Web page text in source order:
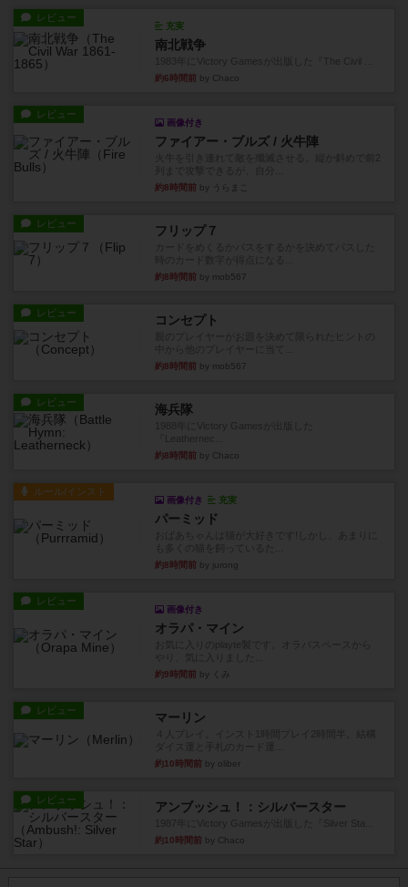
レビュー
充実
南北戦争
1983年にVictory Gamesが出版した『The Civil ...
約6時間前 by Chaco
レビュー
画像付き
ファイアー・ブルズ / 火牛陣
火牛を引き連れて敵を殲滅させる。縦か斜めで前2
約8時間前 by うらまこ
レビュー フリップ７
時のカード数字が得点になる...
約8時間前 by mob567
レビュー コンセプト
約8時間前 by mob567
レビュー 海兵隊
約8時間前 by Chaco
ルール/インスト
画像付き 充実
パーミッド
おばあちゃんは猫が大好きです!しかし、あまりに
約8時間前 by jurong
レビュー
画像付き
オラパ・マイン
お気に入りのplayte製です。オラパスペースから
やり、気に入りました...
約9時間前 by くみ
レビュー マーリン
４人プレイ。インスト1時間プレイ2時間半。結構
約10時間前 by oliber
レビュー アンブッシュ！：シルバースター
約10時間前 by Chaco